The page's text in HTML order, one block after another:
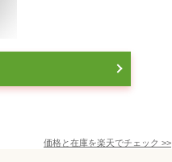
価格と在庫を楽天でチェック >>